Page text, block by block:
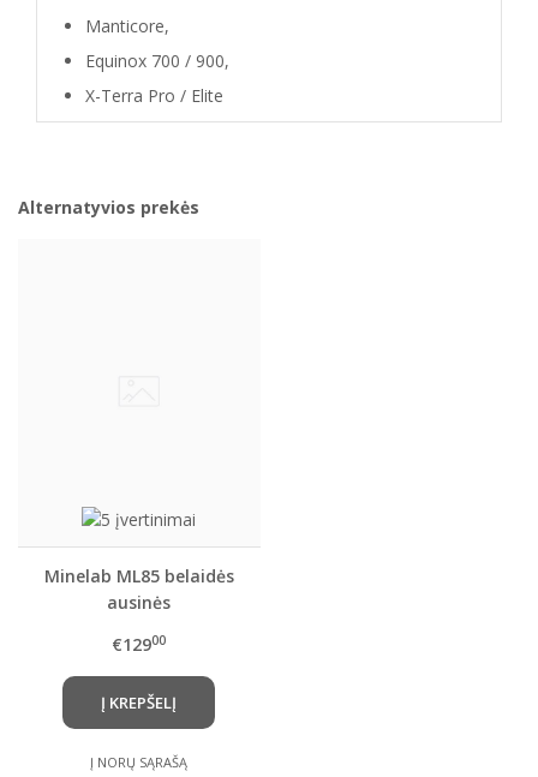
Manticore,
Equinox 700 / 900,
X-Terra Pro / Elite
Alternatyvios prekės
Minelab ML85 belaidės
ausinės
€12900
Į KREPŠELĮ
Į NORŲ SĄRAŠĄ